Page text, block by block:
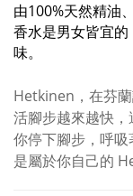
由100%天然精油
香水是男女皆宜
味。
Hetkinen，在芬
活腳步越來越快
你停下腳步，呼
是屬於你自己的